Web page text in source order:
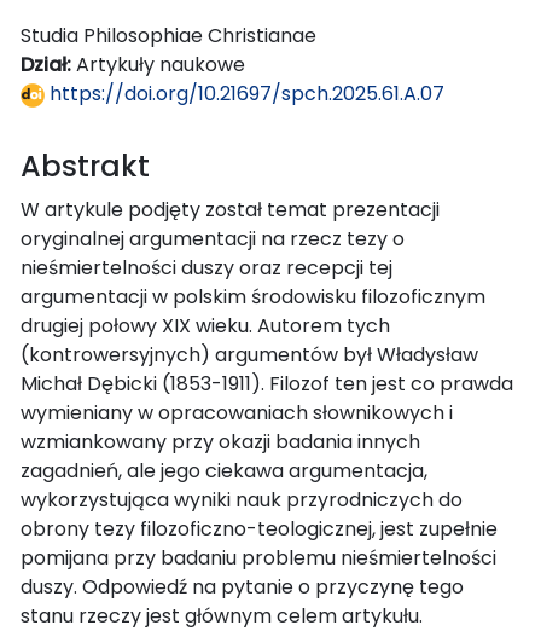
Studia Philosophiae Christianae
Dział:Artykuły naukowe
https://doi.org/10.21697/spch.2025.61.A.07
Abstrakt
W artykule podjęty został temat prezentacji
oryginalnej argumentacji na rzecz tezy o
nieśmiertelności duszy oraz recepcji tej
argumentacji w polskim środowisku filozoficznym
drugiej połowy XIX wieku. Autorem tych
(kontrowersyjnych) argumentów był Władysław
Michał Dębicki (1853-1911). Filozof ten jest co prawda
wymieniany w opracowaniach słownikowych i
wzmiankowany przy okazji badania innych
zagadnień, ale jego ciekawa argumentacja,
wykorzystująca wyniki nauk przyrodniczych do
obrony tezy filozoficzno-teologicznej, jest zupełnie
pomijana przy badaniu problemu nieśmiertelności
duszy. Odpowiedź na pytanie o przyczynę tego
stanu rzeczy jest głównym celem artykułu.